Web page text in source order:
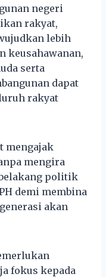
negeri
rakyat,
lebih
keusahawanan,
serta
dapat
rakyat
mengajak
mengira
politik
demi membina
akan
fokus kepada